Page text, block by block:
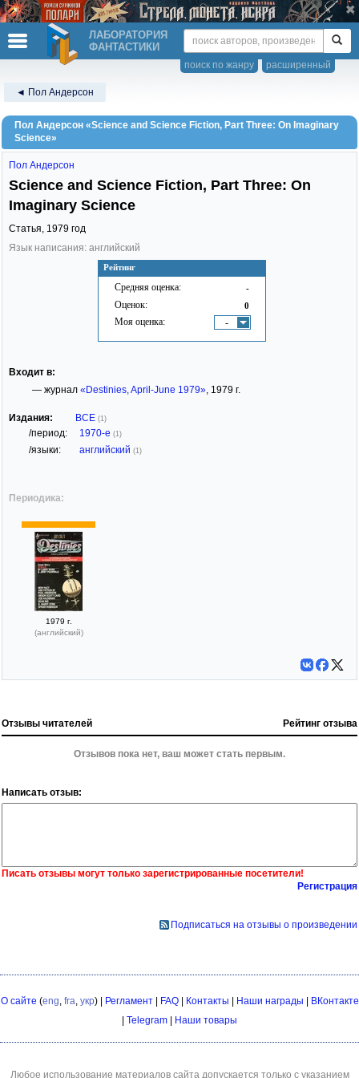
ЛАБОРАТОРИЯ
ФАНТАСТИКИ
расширенный
поиск по жанру
◄ Пол Андерсон
Пол Андерсон «Science and Science Fiction, Part Three: On Imaginary
Science»
Рейтинг
Средняя оценка: -
Оценок: 0
Моя оценка: -
Пол Андерсон
Science and Science Fiction, Part Three: On
Imaginary Science
Статья, 1979 год
Язык написания: английский
Входит в:
— журнал «Destinies, April-June 1979», 1979 г.
Издания: ВСЕ (1)
/период: 1970-е (1)
/языки: английский (1)
Периодика:
1979 г.
(английский)
Отзывы читателей Рейтинг отзыва
Отзывов пока нет, ваш может стать первым.
Написать отзыв:
Писать отзывы могут только зарегистрированные посетители!
Регистрация
Подписаться на отзывы о произведении
О сайте (eng fra укр) | Регламент| FAQ| Контакты | Наши награды | ВКонтакте
| Telegram | Наши товары
Любое использование материалов сайта допускается только с указанием